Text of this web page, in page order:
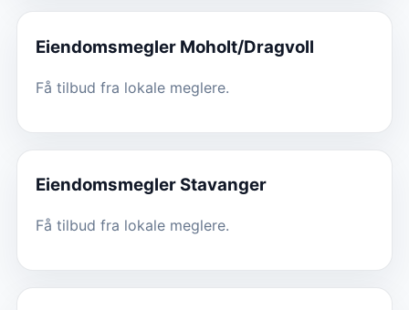
Eiendomsmegler Moholt/Dragvoll
Få tilbud fra lokale meglere.
EiendomsmeglerStavanger
Få tilbud fra lokale meglere.